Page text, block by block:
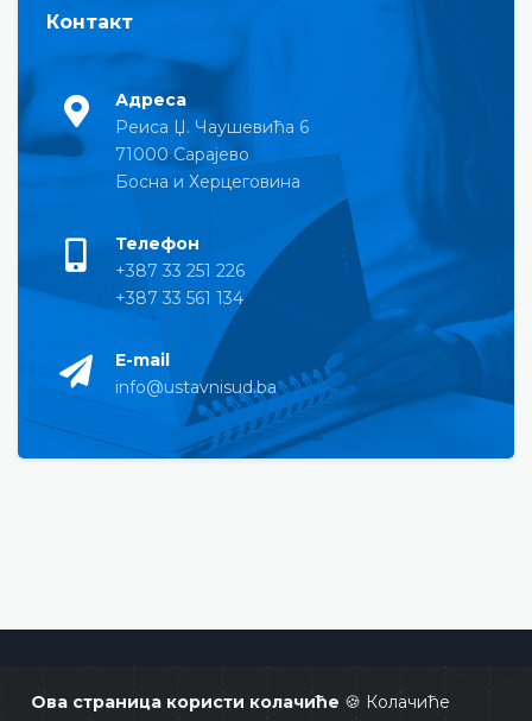
Ова страница користи колачиће 🍪 Колачиће
Контакт
Адреса
Реиса Џ. Чаушевића 6
71000 Сарајево
Босна и Херцеговина
Телефон
+387 33 251 226
+387 33 561 134
E-mail
info@ustavnisud.ba